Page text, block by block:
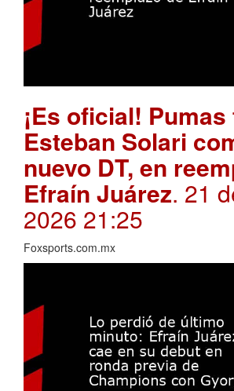
¡Es oficial!
Esteban Solari
nuevo DT, en
Efraín Juárez. 21
2026 21:25
Foxsports.com.mx